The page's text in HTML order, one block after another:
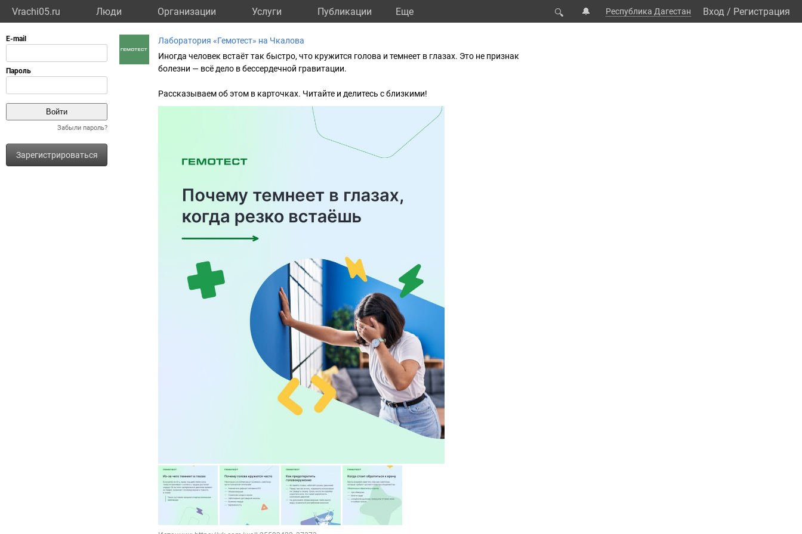
Vrachi05.ru Люди Организации Услуги Публикации Eще 🔍 🔔 Республика Дагестан Вход / Регистрация
Забыли пароль?
Зарегистрироваться
Лаборатория «Гемотест» на Чкалова
Иногда человек встаёт так быстро, что кружится голова и темнеет в глазах. Это не признак
болезни — всё дело в бессердечной гравитации.
Рассказываем об этом в карточках. Читайте и делитесь с близкими!